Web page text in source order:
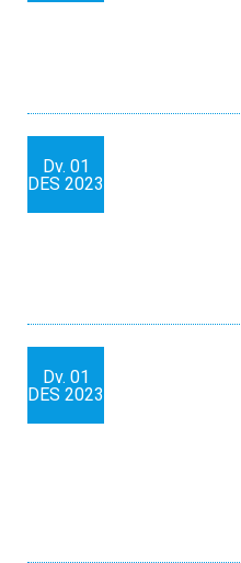
Dv. 01
DES 2023
Dv. 01
DES 2023